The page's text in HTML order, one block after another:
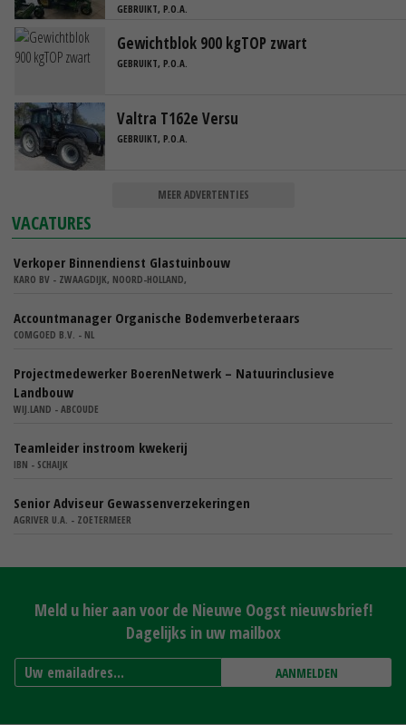
GEBRUIKT, P.O.A.
Gewichtblok 900 kgTOP zwart
GEBRUIKT, P.O.A.
Valtra T162e Versu
GEBRUIKT, P.O.A.
MEER ADVERTENTIES
VACATURES
Verkoper Binnendienst Glastuinbouw
KARO BV - ZWAAGDIJK, NOORD-HOLLAND,
Accountmanager Organische Bodemverbeteraars
COMGOED B.V. - NL
Projectmedewerker BoerenNetwerk – Natuurinclusieve
Landbouw
WIJ.LAND - ABCOUDE
Teamleider instroom kwekerij
IBN - SCHAIJK
Senior Adviseur Gewassenverzekeringen
AGRIVER U.A. - ZOETERMEER
Meld u hier aan voor de Nieuwe Oogst nieuwsbrief!
Dagelijks in uw mailbox
AANMELDEN